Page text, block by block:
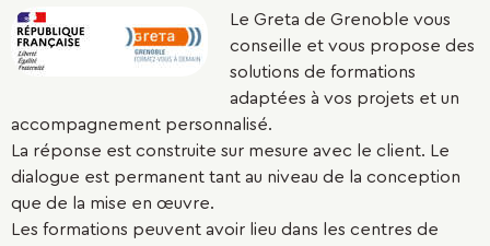
Le Greta de Grenoble vous
conseille et vous propose des
solutions de formations
adaptées à vos projets et un
accompagnement personnalisé.
La réponse est construite sur mesure avec le client. Le
dialogue est permanent tant au niveau de la conception
que de la mise en œuvre.
Les formations peuvent avoir lieu dans les centres de